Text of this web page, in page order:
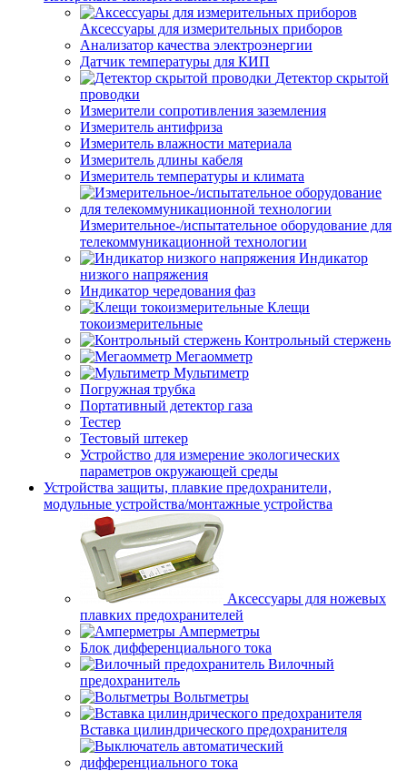
Аксессуары для измерительных приборов
Анализатор качества электроэнергии
Датчик температуры для КИП
Детектор скрытой
проводки
Измерители сопротивления заземления
Измеритель антифриза
Измеритель влажности материала
Измеритель длины кабеля
Измеритель температуры и климата
Измерительное-/испытательное оборудование для
телекоммуникационной технологии
Индикатор
низкого напряжения
Индикатор чередования фаз
Клещи
токоизмерительные
Контрольный стержень
Мегаомметр
Мультиметр
Погружная трубка
Портативный детектор газа
Тестер
Тестовый штекер
Устройство для измерение экологических
параметров окружающей среды
Устройства защиты, плавкие предохранители,
модульные устройства/монтажные устройства
Аксессуары для ножевых
плавких предохранителей
Амперметры
Блок дифференциального тока
Вилочный
предохранитель
Вольтметры
Вставка цилиндрического предохранителя